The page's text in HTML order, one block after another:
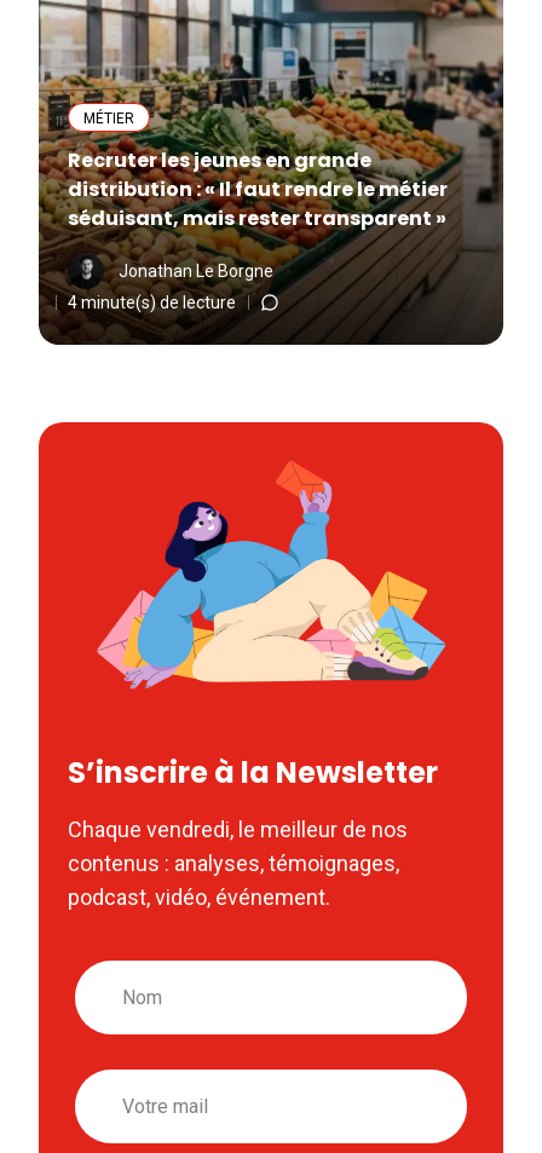
MÉTIER
Recruter les jeunes en grande
distribution : « Il faut rendre le métier
séduisant, mais rester transparent »
Jonathan Le Borgne
4 minute(s) de lecture
S’inscrire à la Newsletter
Chaque vendredi, le meilleur de nos
contenus : analyses, témoignages,
podcast, vidéo, événement.
Nom
Email